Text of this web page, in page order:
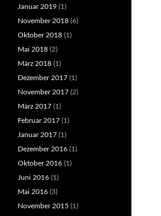
Januar 2019 (1)
November 2018 (6)
Oktober 2018 (1)
Mai 2018 (2)
März 2018 (1)
Dezember 2017 (1)
November 2017 (2)
März 2017 (1)
Februar 2017 (1)
Januar 2017 (1)
Dezember 2016 (1)
Oktober 2016 (1)
Juni 2016 (1)
Mai 2016 (3)
November 2015 (1)